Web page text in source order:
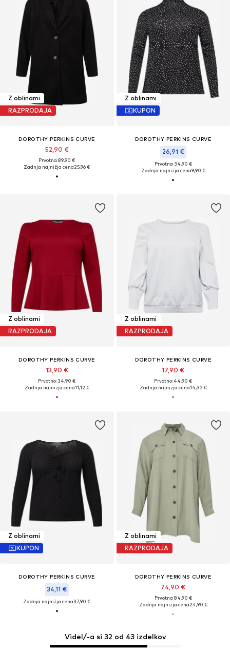
Z oblinami
RAZPRODAJA
DOROTHY PERKINS CURVE
52,90 €
Prvotno: 89,90 €
Zadnja najnižja cena25,96 €
Z oblinami
KUPON
DOROTHY PERKINS CURVE
26,91 €
Prvotno: 34,90 €
Zadnja najnižja cena9,90 €
Videl/-a si 32 od 43 izdelkov
Z oblinami
RAZPRODAJA
DOROTHY PERKINS CURVE
13,90 €
Prvotno: 34,90 €
Zadnja najnižja cena11,12 €
Z oblinami
RAZPRODAJA
DOROTHY PERKINS CURVE
17,90 €
Prvotno: 44,90 €
Zadnja najnižja cena14,32 €
Z oblinami
KUPON
DOROTHY PERKINS CURVE
34,11 €
Zadnja najnižja cena37,90 €
Z oblinami
RAZPRODAJA
DOROTHY PERKINS CURVE
74,90 €
Prvotno: 84,90 €
Zadnja najnižja cena24,90 €